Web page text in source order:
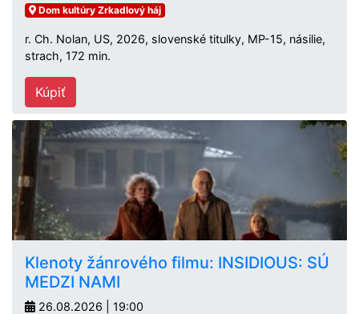
Dom kultúry Zrkadlový háj
r. Ch. Nolan, US, 2026, slovenské titulky, MP-15, násilie,
strach, 172 min.
Kúpiť
Klenoty žánrového filmu: INSIDIOUS: SÚ
MEDZI NAMI
26.08.2026 | 19:00